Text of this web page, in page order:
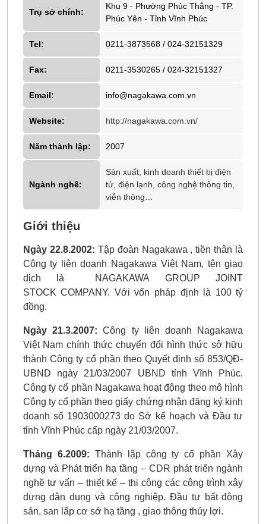
Trụ sở chính:
Khu 9 - Phường Phúc Thắng - TP.
Phúc Yên - Tỉnh Vĩnh Phúc
Tel: 0211-3873568 / 024-32151329
Fax: 0211-3530265 / 024-32151327
Email: info@nagakawa.com.vn
Website: http://nagakawa.com.vn/
Năm thành lập: 2007
Ngành nghề:
Sản xuất, kinh doanh thiết bị điện
tử, điện lạnh, công nghệ thông tin,
viễn thông…
Giới thiệu
Ngày 22.8.2002: Tập đoàn Nagakawa , tiền thân là
Công ty liên doanh Nagakawa Việt Nam, tên giao
dịch là NAGAKAWA GROUP JOINT
STOCK COMPANY. Với vốn pháp định là 100 tỷ
đồng.
Ngày 21.3.2007: Công ty liên doanh Nagakawa
Việt Nam chính thức chuyển đổi hình thức sở hữu
thành Công ty cổ phần theo Quyết định số 853/QĐ-
UBND ngày 21/03/2007 UBND tỉnh Vĩnh Phúc.
Công ty cổ phần Nagakawa hoạt động theo mô hình
Công ty cổ phần theo giấy chứng nhận đăng ký kinh
doanh số 1903000273 do Sở kế hoạch và Đầu tư
tỉnh Vĩnh Phúc cấp ngày 21/03/2007.
Tháng 6.2009: Thành lập công ty cổ phần Xây
dựng và Phát triển hạ tầng – CDR phát triển ngành
nghề tư vấn – thiết kế – thi công các công trình xây
dựng dân dụng và công nghiệp. Đầu tư bất động
sản, san lấp cơ sở hạ tầng , giao thông thủy lợi.